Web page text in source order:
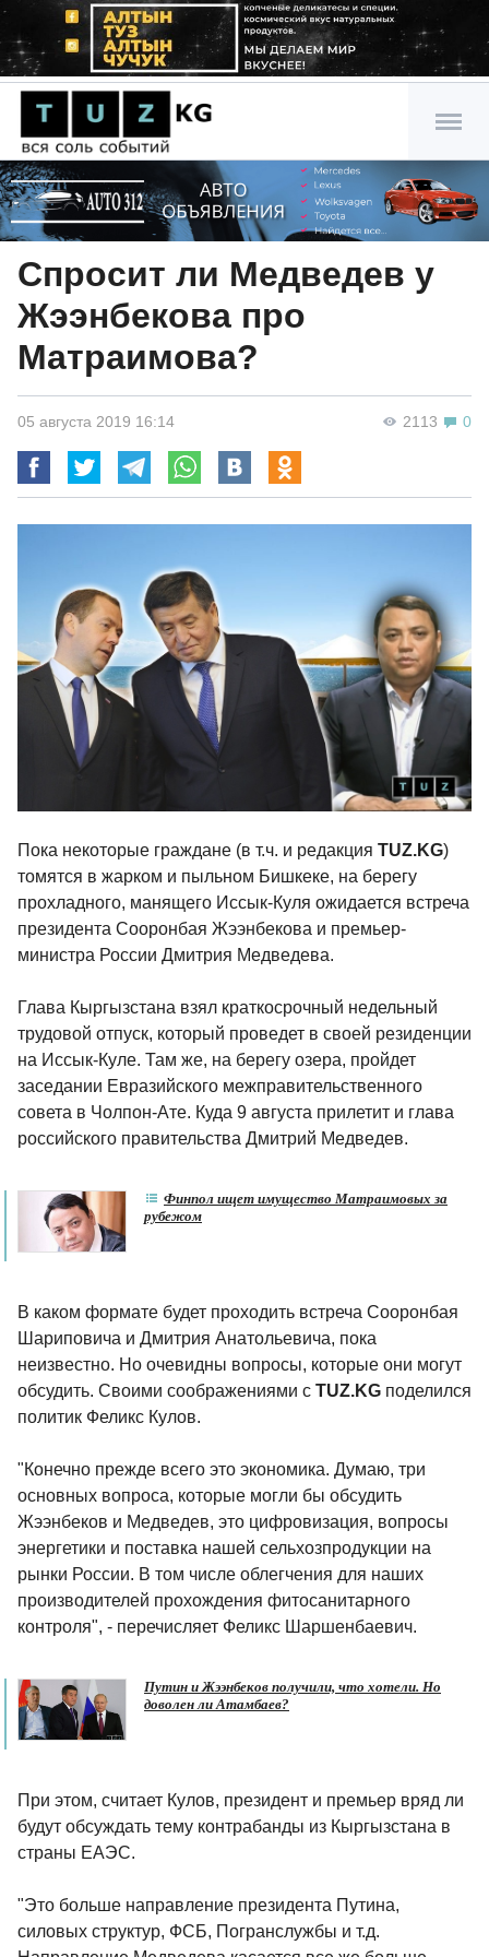
Спросит ли Медведев у
Жээнбекова про
Матраимова?
2113 0
05 августа 2019 16:14
Пока некоторые граждане (в т.ч. и редакция TUZ.KG)
томятся в жарком и пыльном Бишкеке, на берегу
прохладного, манящего Иссык-Куля ожидается встреча
президента Сооронбая Жээнбекова и премьер-
министра России Дмитрия Медведева.
Глава Кыргызстана взял краткосрочный недельный
трудовой отпуск, который проведет в своей резиденции
на Иссык-Куле. Там же, на берегу озера, пройдет
заседании Евразийского межправительственного
совета в Чолпон-Ате. Куда 9 августа прилетит и глава
российского правительства Дмитрий Медведев.
Финпол ищет имущество Матраимовых за
рубежом
В каком формате будет проходить встреча Сооронбая
Шариповича и Дмитрия Анатольевича, пока
неизвестно. Но очевидны вопросы, которые они могут
обсудить. Своими соображениями с TUZ.KG поделился
политик Феликс Кулов.
"Конечно прежде всего это экономика. Думаю, три
основных вопроса, которые могли бы обсудить
Жээнбеков и Медведев, это цифровизация, вопросы
энергетики и поставка нашей сельхозпродукции на
рынки России. В том числе облегчения для наших
производителей прохождения фитосанитарного
контроля", - перечисляет Феликс Шаршенбаевич.
Путин и Жээнбеков получили, что хотели. Но
доволен ли Атамбаев?
При этом, считает Кулов, президент и премьер вряд ли
будут обсуждать тему контрабанды из Кыргызстана в
страны ЕАЭС.
"Это больше направление президента Путина,
силовых структур, ФСБ, Погранслужбы и т.д.